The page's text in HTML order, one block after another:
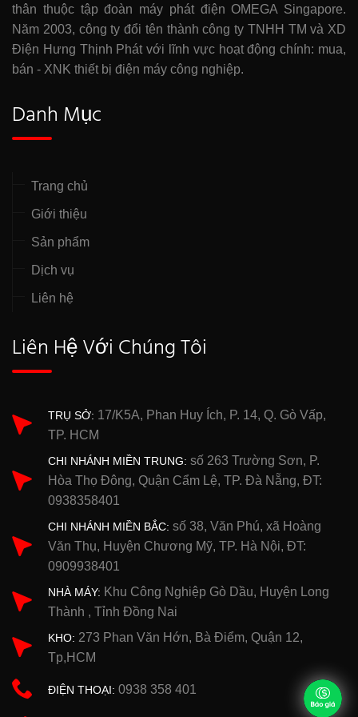
thân thuộc tập đoàn máy phát điện OMEGA Singapore.
Năm 2003, công ty đổi tên thành công ty TNHH TM và XD
Điện Hưng Thịnh Phát với lĩnh vực hoạt động chính: mua,
bán - XNK thiết bị điện máy công nghiệp.
Danh Mục
Trang chủ
Giới thiệu
Sản phẩm
Dịch vụ
Liên hệ
Liên Hệ Với Chúng Tôi
TRỤ SỞ: 17/K5A, Phan Huy Ích, P. 14, Q. Gò Vấp,
TP. HCM
CHI NHÁNH MIỀN TRUNG: số 263 Trường Sơn, P.
Hòa Thọ Đông, Quận Cẩm Lệ, TP. Đà Nẵng, ĐT:
0938358401
CHI NHÁNH MIỀN BẮC: số 38, Văn Phú, xã Hoàng
Văn Thụ, Huyện Chương Mỹ, TP. Hà Nội, ĐT:
0909938401
NHÀ MÁY: Khu Công Nghiệp Gò Dầu, Huyện Long
Thành , Tỉnh Đồng Nai
KHO: 273 Phan Văn Hớn, Bà Điểm, Quận 12,
Tp,HCM
ĐIỆN THOẠI: 0938 358 401